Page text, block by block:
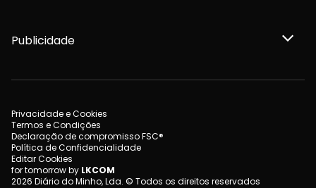
Publicidade
Privacidade e Cookies
Termos e Condições
Declaração de compromisso FSC®
Política de Confidencialidade
Editar Cookies
for tomorrow by LKCOM
2026 Diário do Minho, Lda. © Todos os direitos reservados